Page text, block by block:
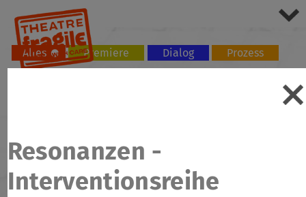
Alles Premiere Dialog
Prozess
Resonanzen -
Interventionsreihe